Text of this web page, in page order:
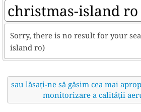
Sorry, there is no result for your
island ro)
sau lăsați-ne să găsim cea mai
monitorizare a calității